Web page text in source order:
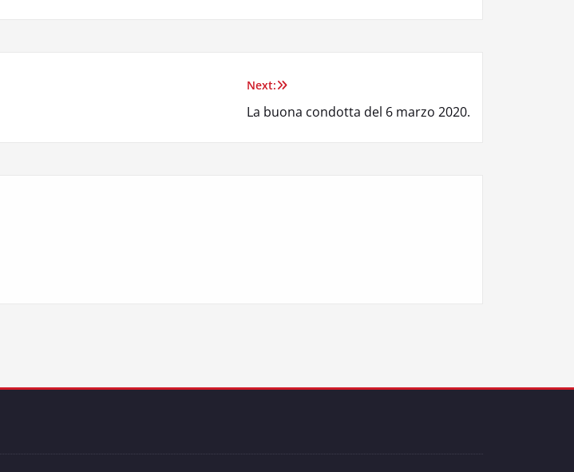
Next:
La buona condotta del 6 marzo 2020.